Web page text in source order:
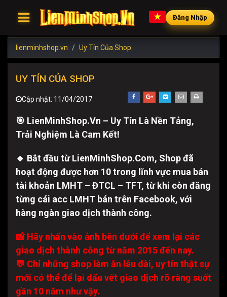
Đăng Nhập
lienminhshop.vn Uy Tín Của Shop
UY TÍN CỦA SHOP
Cập nhật: 11/04/2017
🎯 LienMinhShop.Vn – Uy Tín Là Nền Tảng,
Trải Nghiệm Là Cam Kết!
🔹 Bắt đầu từLienMinhShop.Com, Shop đã
hoạt động được hơn 10 trong lĩnh vực mua bán
tài khoản LMHT – ĐTCL – TFT, từ khi còn đăng
từng cái acc LMHT bán trên Facebook, với
hàng ngàn giao dịch thành công.
📸 Hãy nhấn vào ảnh bên dưới để xem lại các
giao dịch thành công từ năm 2015 đến nay.
💬 Chỉ những shop làm ăn lâu dài, uy tín thật sự
mới có thể để lại dấu vết giao dịch rõ ràng suốt
gần 10 năm như vậy.